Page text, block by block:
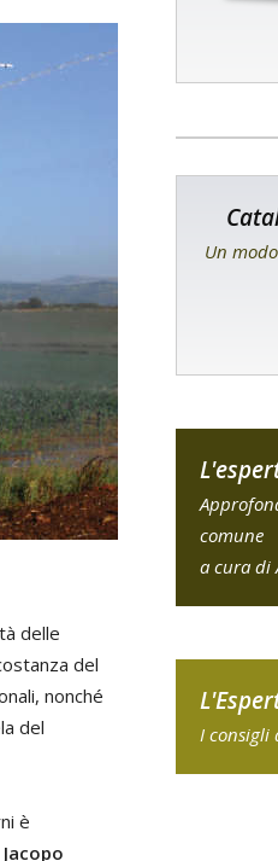
delle
del
nonché
del
è
Jacopo
Un
comune
a cura di
I consigli